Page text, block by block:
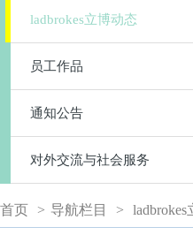
ladbrokes立博动态
员工作品
通知公告
对外交流与社会服务
首页 > 导航栏目 >